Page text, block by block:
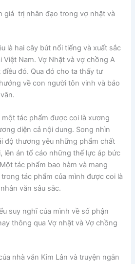
giá trị nhân đạo trong vợ nhặt và
là hai cây bút nổi tiếng và xuất sắc
Việt Nam. Vợ Nhặt và vợ chồng A
điều đó. Qua đó cho ta thấy tư
về con người tôn vinh và bảo
tác phẩm được coi là xương
diện cả nội dung. Song nhìn
độ thương yêu những phẩm chất
lên án tố cáo những thế lực áp bức
tác phẩm bao hàm và mang
tác phẩm của mình được coi là
văn sâu sắc.
suy nghĩ của mình về số phận
thông qua Vợ nhặt và Vợ chồng
nhà văn Kim Lân và truyện ngắn